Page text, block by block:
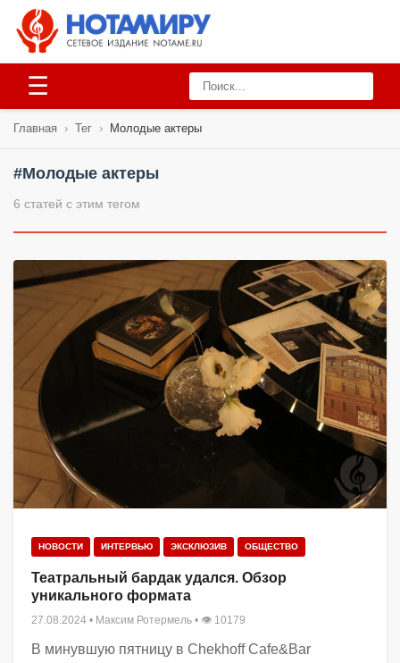
☰
Главная › Тег › Молодые актеры
#Молодые актеры
6 статей с этим тегом
НОВОСТИ ИНТЕРВЬЮ ЭКСКЛЮЗИВ ОБЩЕСТВО
Театральный бардак удался. Обзор
уникального формата
27.08.2024 • Максим Ротермель • 👁 10179
В минувшую пятницу в Chekhoff Cafe&Bar